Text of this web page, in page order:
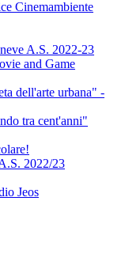
Cinemambiente
A.S. 2022-23
and Game
dell'arte urbana" -
tra cent'anni"
2022/23
Jeos